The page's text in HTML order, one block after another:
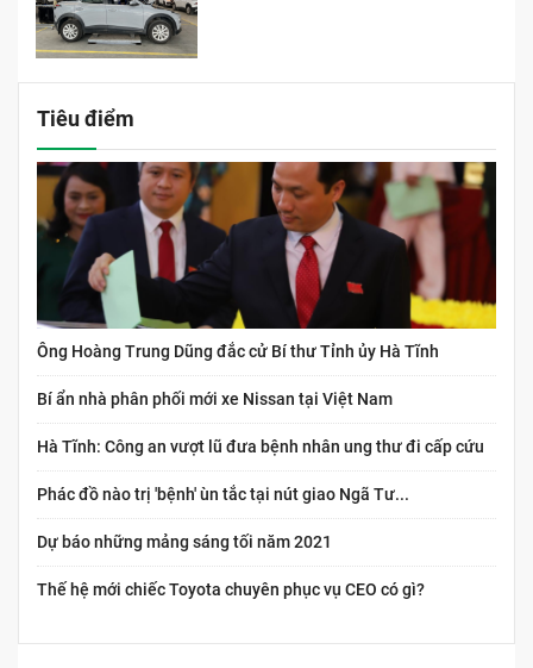
Tiêu điểm
Ông Hoàng Trung Dũng đắc cử Bí thư Tỉnh ủy Hà Tĩnh
Bí ẩn nhà phân phối mới xe Nissan tại Việt Nam
Hà Tĩnh: Công an vượt lũ đưa bệnh nhân ung thư đi cấp cứu
Phác đồ nào trị 'bệnh' ùn tắc tại nút giao Ngã Tư...
Dự báo những mảng sáng tối năm 2021
Thế hệ mới chiếc Toyota chuyên phục vụ CEO có gì?